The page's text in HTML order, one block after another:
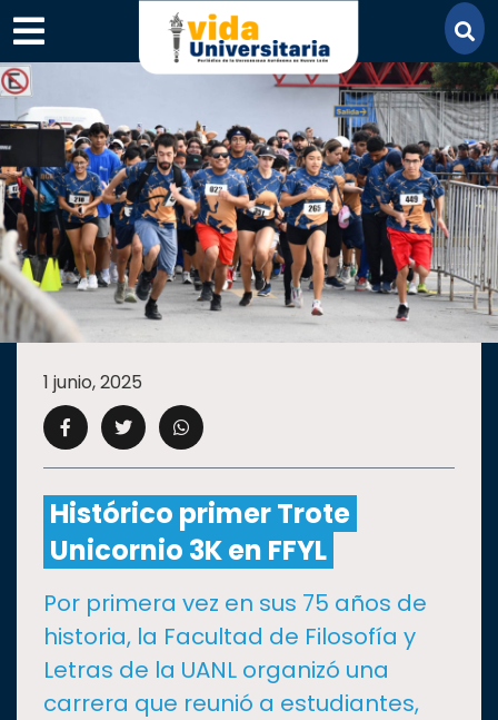
×
SECCIONES
ACADEMIA
CAMPUS UANL
CULTURA
DEPORTES
I+D+IEXPERTOS
1 junio, 2025
Histórico primer Trote
Unicornio 3K en FFYL
Por primera vez en sus 75 años de
historia, la Facultad de Filosofía y
Letras de la UANL organizó una
carrera que reunió a estudiantes,